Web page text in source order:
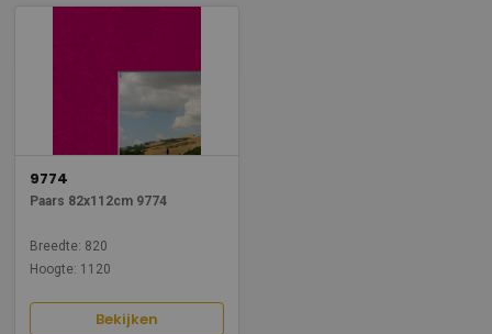
9774
Paars 82x112cm 9774
Breedte: 820
Hoogte: 1120
Bekijken